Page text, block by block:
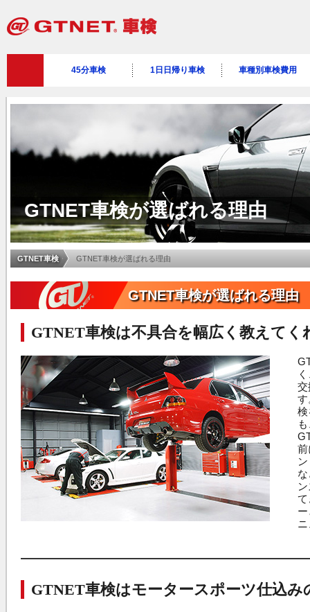
45分車検 1日日帰り車検 車種別車検費用
GTNET車検が選ばれる理由
GTNET車検 GTNET車検が選ばれる理由
GTNET車検が選ばれる理由
GTNET車検は不具合を幅広く教えてく
交
す
検
前
て
GTNET車検はモータースポーツ仕込